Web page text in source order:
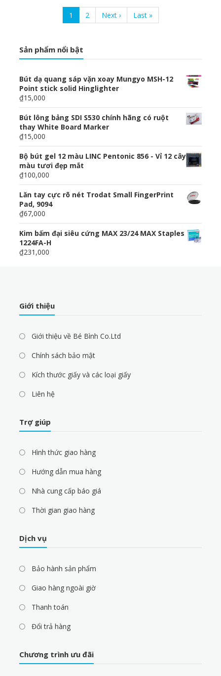
Pagination
Current
page
1 Page
2
Next
page
Next ›
Last
page
Last »
Sản phẩm nổi bật
Bút dạ quang sáp vặn xoay Mungyo MSH-12
Point stick solid Hinglighter
₫15,000
Bút lông bảng SDI S530 chính hãng có ruột
thay White Board Marker
₫15,000
Bộ bút gel 12 màu LINC Pentonic 856 - Vỉ 12 cây
màu tươi đẹp mắt
₫100,000
Lăn tay cực rõ nét Trodat Small FingerPrint
Pad, 9094
₫67,000
Kim bấm đại siêu cứng MAX 23/24 MAX Staples
1224FA-H
₫231,000
Giới thiệu
Giới thiệu về Bé Bình Co.Ltd
Chính sách bảo mật
Kích thước giấy và các loại giấy
Liên hệ
Trợ giúp
Hình thức giao hàng
Hướng dẫn mua hàng
Nhà cung cấp báo giá
Thời gian giao hàng
Dịch vụ
Bảo hành sản phẩm
Giao hàng ngoài giờ
Thanh toán
Đổi trả hàng
Chương trình ưu đãi